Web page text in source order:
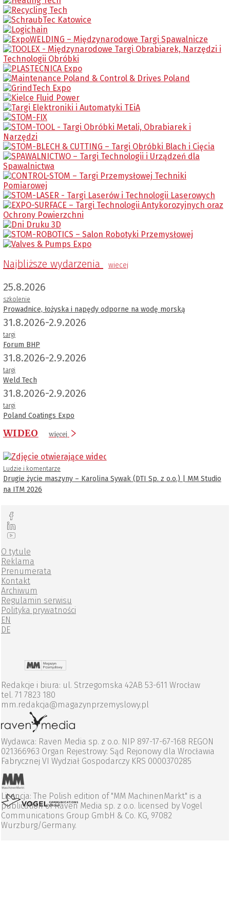
Najbliższe wydarzenia wiecej
25.8.2026
szkolenie
Prowadnice, łożyska i napędy odporne na wodę morską
31.8.2026-2.9.2026
targi
Forum BHP
31.8.2026-2.9.2026
targi
Weld Tech
31.8.2026-2.9.2026
targi
Poland Coatings Expo
WIDEO więcej
Ludzie i komentarze
Drugie życie maszyny – Karolina Sywak (DTI Sp. z o.o.) | MM Studio
na ITM 2026
O tytule
Reklama
Prenumerata
Kontakt
Archiwum
Regulamin serwisu
Polityka prywatności
EN
DE
Redakcje i biura: ul. Strzegomska 42AB 53-611 Wrocław
tel. 71 7823 180
mm.redakcja@magazynprzemyslowy.pl
Wydawca: Raven Media sp. z o.o. NIP 897-17-67-168 REGON
021366963 Organ Rejestrowy: Sąd Rejonowy dla Wrocławia
Fabrycznej VI Wydział Gospodarczy KRS 0000370285
Licencja: The Polish edition of "MM MachinenMarkt" is a
publication of Raven Media sp. z o.o. licensed by Vogel
Communications Group GmbH & Co. KG, 97082
Wurzburg/Germany.